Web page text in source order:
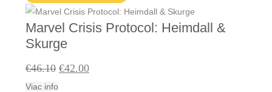
Marvel Crisis Protocol: Heimdall &
Skurge
€46.10 Pôvodná
€42.00Aktuálna
Viac info